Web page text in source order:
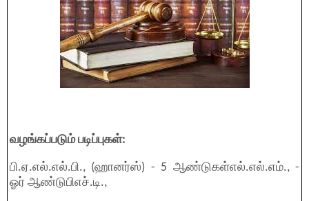
வழங்கப்படும் படிப்புகள்:
பி.ஏ.எல்.எல்.பி., (ஹானர்ஸ்) - 5 ஆண்டுகள்எல்.எல்.எம்., -
ஓர் ஆண்டுபிஎச்.டி.,